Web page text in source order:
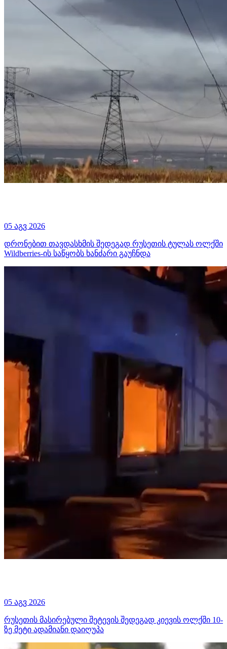
05 აგვ 2026
დრონებით თავდასხმის შედეგად რუსეთის ტულას ოლქში
Wildberries-ის საწყობს ხანძარი გაუჩნდა
05 აგვ 2026
რუსეთის მასირებული შეტევის შედეგად კიევის ოლქში 10-
ზე მეტი ადამიანი დაიღუპა